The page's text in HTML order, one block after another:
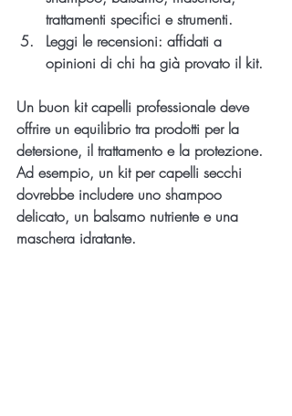
trattamenti specifici e strumenti.
Leggi le recensioni: affidati a
opinioni di chi ha già provato il kit.
Un buon kit capelli professionale deve
offrire un equilibrio tra prodotti per la
detersione, il trattamento e la protezione.
Ad esempio, un kit per capelli secchi
dovrebbe includere uno shampoo
delicato, un balsamo nutriente e una
maschera idratante.